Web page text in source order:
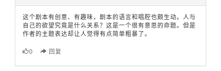
这个剧本有创意、有趣味，剧本的语言和唱腔也颇生动。人与
自己的欲望究竟是什么关系？这是一个很有意思的命题。但是
作者的主题表达却让人觉得有点简单粗暴了。
0 回复